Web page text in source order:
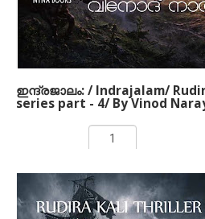
നോവലില്‍ ഉണ്ട്.
ഇന്ദ്രജാലം: / Indrajalam/
series part - 4/ By Vinod
ADD TO CART